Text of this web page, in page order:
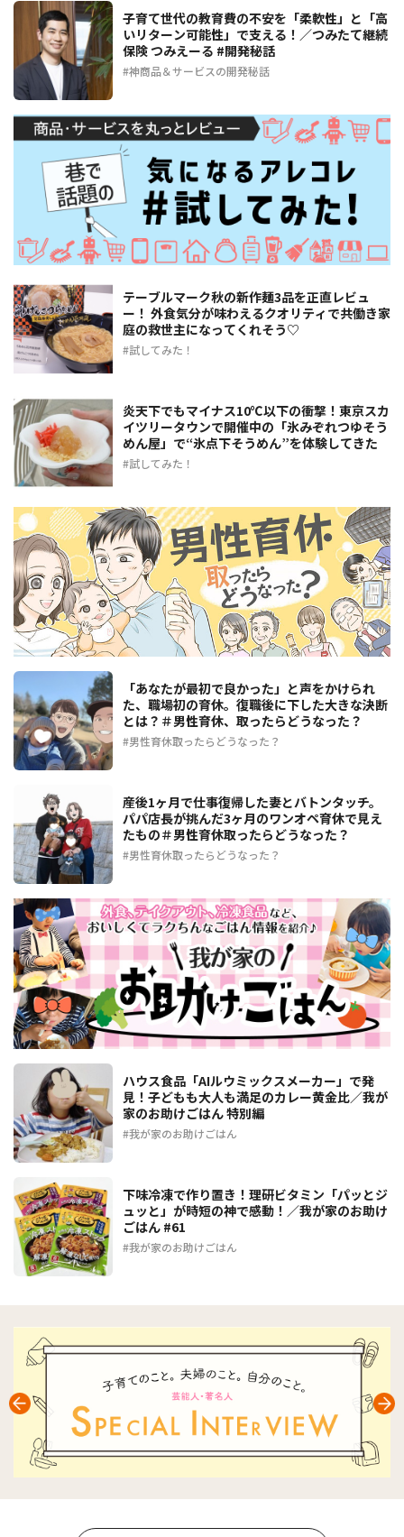
子育て世代の教育費の不安を「柔軟性」と「高
いリターン可能性」で支える！／つみたて継続
保険 つみえーる #開発秘話
神商品＆サービスの開発秘話
テーブルマーク秋の新作麺3品を正直レビュ
ー！ 外食気分が味わえるクオリティで共働き家
庭の救世主になってくれそう♡
試してみた！
炎天下でもマイナス10℃以下の衝撃！東京スカ
イツリータウンで開催中の「氷みぞれつゆそう
めん屋」で“氷点下そうめん”を体験してきた
試してみた！
「あなたが最初で良かった」と声をかけられ
た、職場初の育休。復職後に下した大きな決断
とは？＃男性育休、取ったらどうなった？
男性育休取ったらどうなった？
産後1ヶ月で仕事復帰した妻とバトンタッチ。
パパ店長が挑んだ3ヶ月のワンオペ育休で見え
たもの＃男性育休取ったらどうなった？
男性育休取ったらどうなった？
ハウス食品「AIルウミックスメーカー」で発
見！子どもも大人も満足のカレー黄金比／我が
家のお助けごはん 特別編
我が家のお助けごはん
下味冷凍で作り置き！理研ビタミン「パッとジ
ュッと」が時短の神で感動！／我が家のお助け
ごはん #61
我が家のお助けごはん